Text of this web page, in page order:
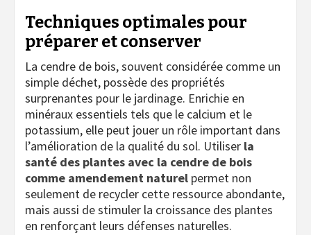
Techniques optimales pour
préparer et conserver
La cendre de bois, souvent considérée comme un
simple déchet, possède des propriétés
surprenantes pour le jardinage. Enrichie en
minéraux essentiels tels que le calcium et le
potassium, elle peut jouer un rôle important dans
l’amélioration de la qualité du sol. Utiliser la
santé des plantes avec la cendre de bois
comme amendement naturel permet non
seulement de recycler cette ressource abondante,
mais aussi de stimuler la croissance des plantes
en renforçant leurs défenses naturelles.